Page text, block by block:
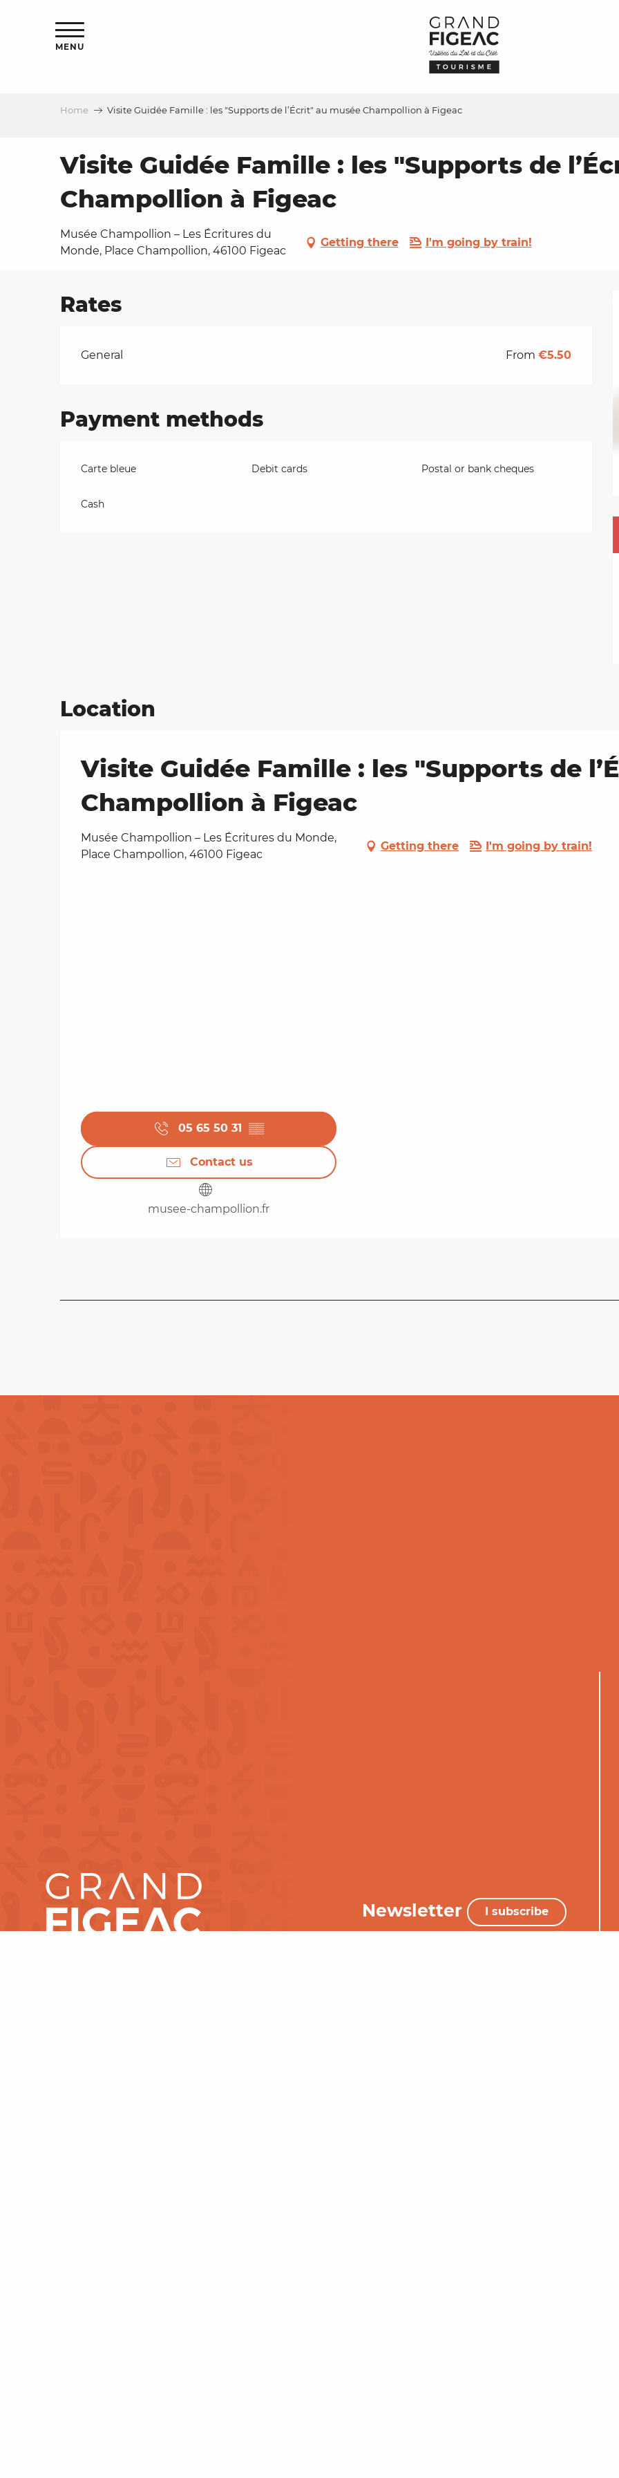
MENU
Home Visite Guidée Famille : les "Supports de l’Écrit" au musée Champollion à Figeac
Visite Guidée Famille : les "Supports de
Champollion à Figeac
Musée Champollion – Les Écritures du
Monde, Place Champollion, 46100 Figeac
Getting there I'm going by train!
Rates
Rates 2026
General From€5.50
Payment methods
Carte bleue Debit cards Postal or bank cheques
Cash
Location
Visite Guidée Famille : les "Supports de
Champollion à Figeac
Musée Champollion – Les Écritures du Monde,
Place Champollion, 46100 Figeac
Getting there I'm going by train!
05 65 50 31 ▒▒
Contact us
musee-champollion.fr
Newsletter I subscribe